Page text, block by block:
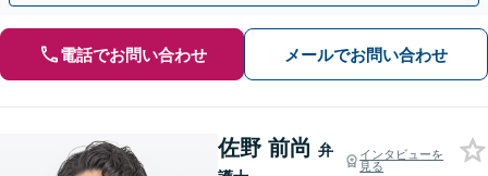
電話でお問い合わせ メールでお問い合わせ
佐野 前尚 弁
インタビューを
見る